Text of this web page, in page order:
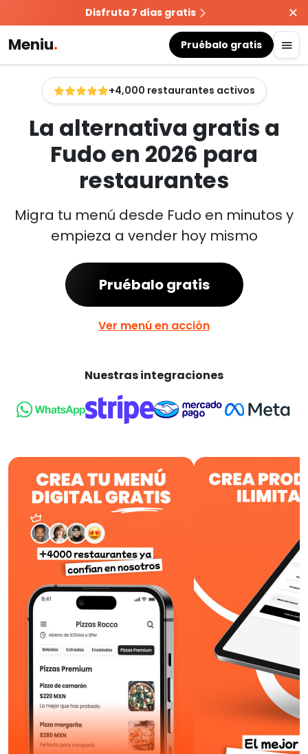
Disfruta 7 días gratis
Meniu. Pruébalo gratis
+4,000 restaurantes activos
La alternativa gratis a
Fudo en 2026 para
restaurantes
Migra tu menú desde Fudo en minutos y
empieza a vender hoy mismo
Pruébalo gratis
Ver menú en acción
Nuestras integraciones